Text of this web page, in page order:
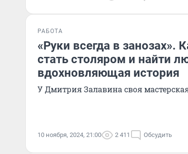
РАБОТА
«Руки всегда в занозах».
стать столяром и найти
вдохновляющая история
У Дмитрия Залавина своя
10 ноября, 2024, 21:00 2 411 Обсудить